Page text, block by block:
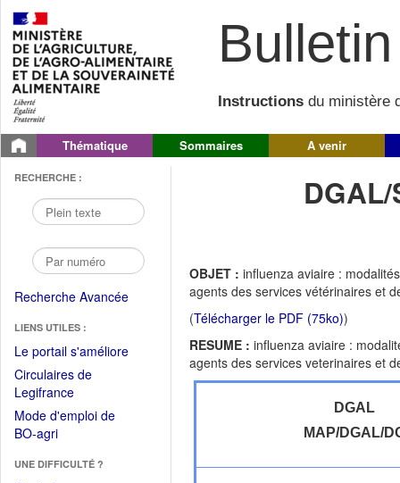
Instructions du ministère
Thématique Sommaires A venir
RECHERCHE :
Recherche Avancée
LIENS UTILES :
Le portail s'améliore(Fichier
Circulaires de
Legifrance(Ouvrir
dans
une
fenêtre)
Mode d'emploi de
BO-agri(Ouvrir
une
UNE DIFFICULTÉ ?
OBJET : influenza aviaire :
agents des services vétérinaires et
(Télécharger le PDF (75ko))
RESUME : influenza aviaire :
agents des services veterinaires et
DGAL
MAP/DGAL/